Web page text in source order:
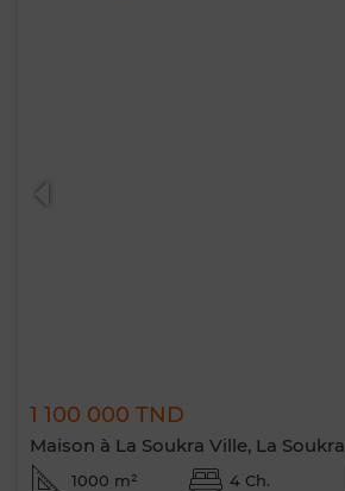
1 100 000 TND
Maison à La Soukra Ville, La Soukra
1000 m² 4 Ch.